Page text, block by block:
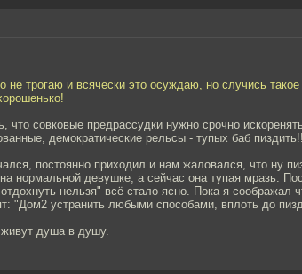
трогаю и всячески это осуждаю, но случись
совковые предрассудки нужно срочно
демократические рельсы - тупых баб
постоянно приходил и нам жаловался, что ну
нормальной девушке, а сейчас она тупая мразь.
нельзя" всё стало ясно. Пока я соображал
"Дом2 устранить любыми способами, вплоть до
душа в душу.